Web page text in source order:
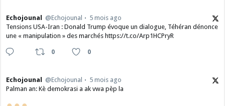
Echojounal @Echojounal
5 mois ago
Tensions USA-Iran : Donald Trump évoque un dialogue, Téhéran dénonce
une « manipulation » des marchés https://t.co/Arp1HCPryR
0 0
Echojounal @Echojounal
5 mois ago
Palman an: Kè demokrasi a ak vwa pèp la